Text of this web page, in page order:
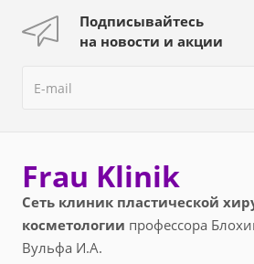
Подписывайтесь
на новости и акции
Frau Klinik
Сеть клиник пластической
косметологии профессора
Вульфа И.А.